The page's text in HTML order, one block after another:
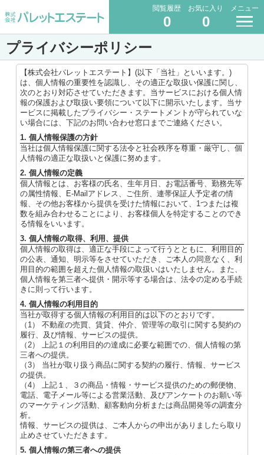
閲覧履歴
0
お気に入り
0
メニュー
プライバシーポリシー
【株式会社パレットエステート】(以下「当社」といいます。)
は、個人情報の重要性を認識し、その適正な取扱い保護に関し、
次のとおり対応させていただきます。当サービスにおける個人情
報の保護および取扱い要領について以下に開示いたします。当サ
ービスに掲載したプライバシー・ステートメントが守られていな
い場合には、下記のお問い合わせ窓口までご連絡ください。
1. 個人情報保護の方針
当社は個人情報保護に関する法令と社会秩序を尊重・厳守し、個
人情報の適正な取扱いと保護に努めます。
2. 個人情報の定義
個人情報とは、お客様の氏名、生年月日、お電話番号、勤務先等
の属性情報、E-Mailアドレス、ご住所、連帯保証人予定者の情
報、その他お客様から提供を受けた情報において、1つまたは複
数を組み合わせることにより、お客様個人を特定することのでき
る情報をいいます。
3. 個人情報の取得、利用、提供
個人情報の取得は、適正な手段によって行うとともに、利用目的
の公表、通知、明示等をさせていただき、ご本人の同意なく、利
用目的の範囲を超えた個人情報の取扱いはいたしません。また、
個人情報を第三者へ提供・開示等する場合は、法令の定める手続
きに則って行います。
4. 個人情報の利用目的
当社が取得する個人情報の利用目的は以下のとおりです。
（1） 不動産の売買、賃貸、仲介、管理等の取引に関する契約の
履行、及び情報、サービスの提供。
（2） 上記１の利用目的の達成に必要な範囲での、個人情報の第
三者への提供。
（3） 当社が取り扱う商品に関する契約の履行、情報、サービス
の提供。
（4） 上記１、３の商品・情報・サービス提供のための郵便物、
電話、電子メール等による営業活動、及びアンケートのお願い等
のマーケティング活動、顧客動向分析または商品開発等の調査分
析。
情報、サービスの提供は、ご本人からの申出がありましたら取り
止めさせていただきます。
5. 個人情報の第三者への提供